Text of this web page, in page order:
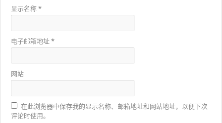
显示名称*
电子邮箱地址*
网站
在此浏览器中保存我的显示名称、邮箱地址和网站地址，以便下次
评论时使用。